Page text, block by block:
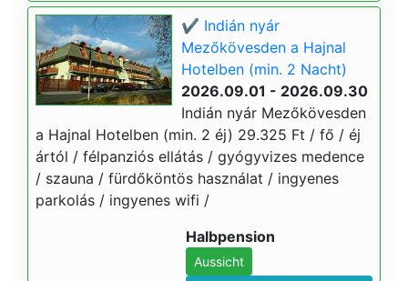
✔️ Indián nyár
Mezőkövesden a Hajnal
Hotelben (min. 2 Nacht)
2026.09.01 - 2026.09.30
Indián nyár Mezőkövesden
a Hajnal Hotelben (min. 2 éj) 29.325 Ft / fő / éj
ártól / félpanziós ellátás / gyógyvizes medence
/ szauna / fürdőköntös használat / ingyenes
parkolás / ingyenes wifi /
Halbpension
Aussicht